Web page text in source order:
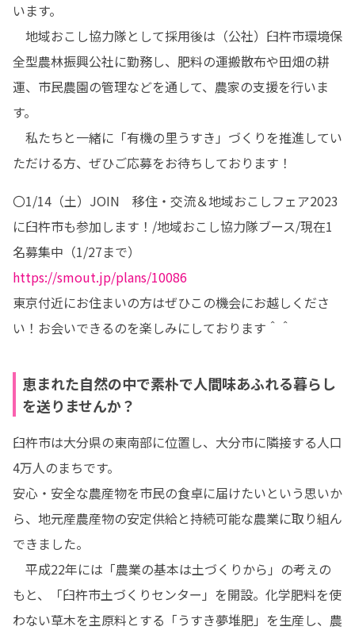
います。
地域おこし協力隊として採用後は（公社）臼杵市環境保
全型農林振興公社に勤務し、肥料の運搬散布や田畑の耕
運、市民農園の管理などを通して、農家の支援を行いま
す。
私たちと一緒に「有機の里うすき」づくりを推進してい
ただける方、ぜひご応募をお待ちしております！
〇1/14（土）JOIN　移住・交流＆地域おこしフェア2023
に臼杵市も参加します！/地域おこし協力隊ブース/現在1
https://smout.jp/plans/10086
東京付近にお住まいの方はぜひこの機会にお越しくださ
い！お会いできるのを楽しみにしております＾＾
恵まれた自然の中で素朴で人間味あふれる暮らし
を送りませんか？
臼杵市は大分県の東南部に位置し、大分市に隣接する人口
4万人のまちです。
安心・安全な農産物を市民の食卓に届けたいという思いか
ら、地元産農産物の安定供給と持続可能な農業に取り組ん
できました。
平成22年には「農業の基本は土づくりから」の考えの
もと、「臼杵市土づくりセンター」を開設。化学肥料を使
わない草木を主原料とする「うすき夢堆肥」を生産し、農